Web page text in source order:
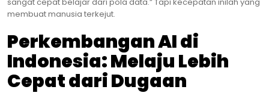
membuat manusia terkejut.
Perkembangan AI di
Indonesia: Melaju Lebih
Cepat dari Dugaan